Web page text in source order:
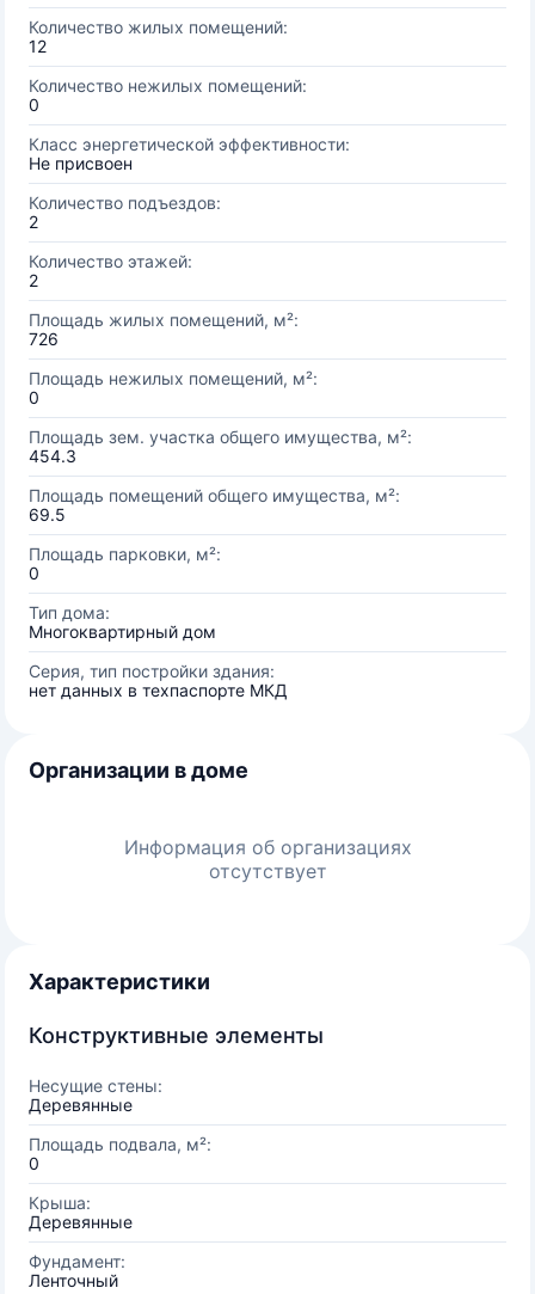
Количество жилых помещений:
12
Количество нежилых помещений:
0
Класс энергетической эффективности:
Не присвоен
Количество подъездов:
2
Количество этажей:
2
Площадь жилых помещений, м²:
726
Площадь нежилых помещений, м²:
0
Площадь зем. участка общего имущества, м²:
454.3
Площадь помещений общего имущества, м²:
69.5
Площадь парковки, м²:
0
Тип дома:
Многоквартирный дом
Серия, тип постройки здания:
нет данных в техпаспорте МКД
Организации в доме
Информация об организациях
отсутствует
Характеристики
Конструктивные элементы
Несущие стены:
Деревянные
Площадь подвала, м²:
0
Крыша:
Деревянные
Фундамент:
Ленточный